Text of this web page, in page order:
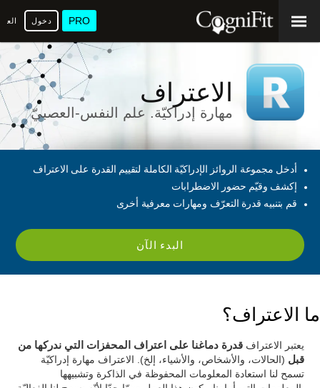
PRO دخول
الاعتراف
مهارة إدراكيّة. علم النفس-العصبيّ
أدخل مجموعة الروائز الإدراكيّة الكاملة لتقييم القدرة على الاعتراف
إكشف وقيّم حضور الاضطرابات
قم بتنبيه قدرة التعرّف ومهارات معرفية أخرى
البدء الآن
ما الاعتراف؟
يعتبر الاعترافقدرة دماغنا على اعتراف المحفزات التي ندركها من
قبل (الحالات، والأشخاص، والأشياء، إلخ). الاعتراف مهارة إدراكيّة
تسمح لنا استعادة المعلومات المحفوظة في الذاكرة وتشبيهها